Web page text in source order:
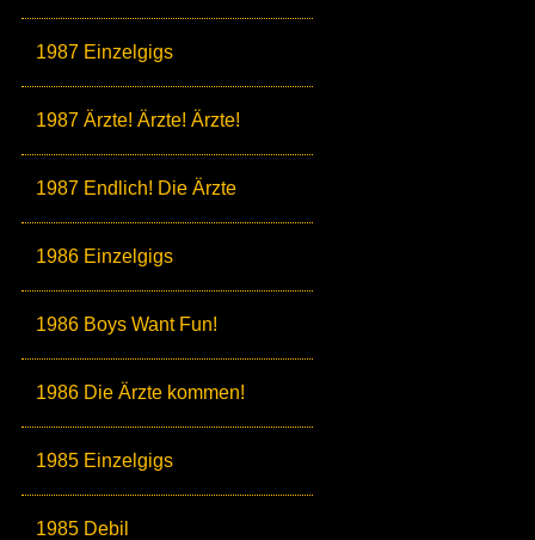
1987 Einzelgigs
1987 Ärzte! Ärzte! Ärzte!
1987 Endlich! Die Ärzte
1986 Einzelgigs
1986 Boys Want Fun!
1986 Die Ärzte kommen!
1985 Einzelgigs
1985 Debil